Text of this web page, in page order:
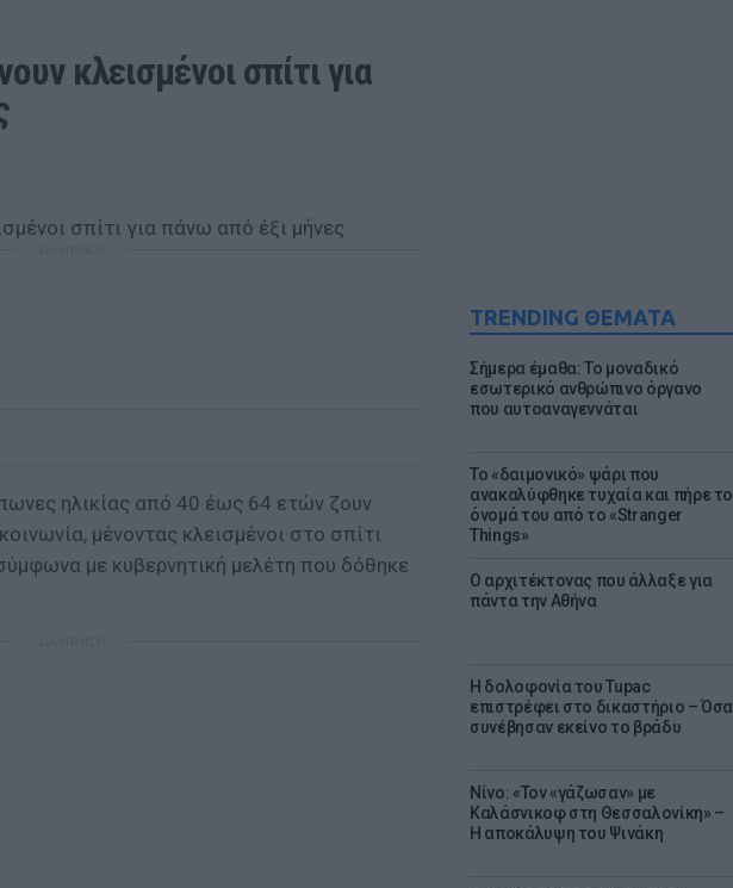
TRENDING ΘΕΜΑΤΑ
Σήμερα έμαθα: Το μοναδικό
εσωτερικό ανθρώπινο όργανο
που αυτοαναγεννάται
Το «δαιμονικό» ψάρι που
ανακαλύφθηκε τυχαία και πήρε το
όνομά του από το «Stranger
Things»
Ο αρχιτέκτονας που άλλαξε για
πάντα την Αθήνα
Η δολοφονία του Tupac
επιστρέφει στο δικαστήριο – Όσα
συνέβησαν εκείνο το βράδυ
Νίνο: «Τον «γάζωσαν» με
Καλάσνικοφ στη Θεσσαλονίκη» –
Η αποκάλυψη του Ψινάκη
κλεισμένοι σπίτι για
ηλικίας από 40 έως 64 ετών ζουν
μένοντας κλεισμένοι στο σπίτι
με κυβερνητική μελέτη που δόθηκε